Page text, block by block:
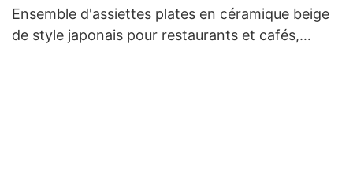
Ensemble d'assiettes plates en céramique beige
de style japonais pour restaurants et cafés,